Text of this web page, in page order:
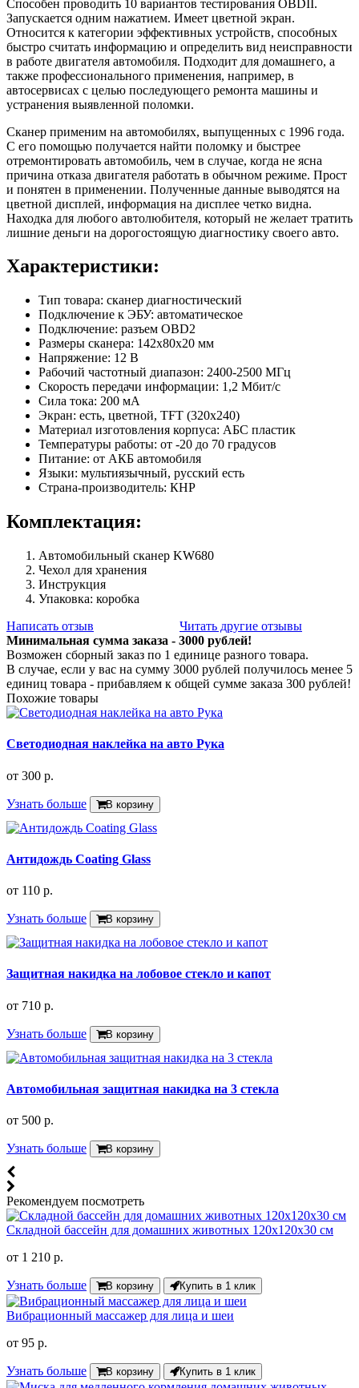
Способен проводить 10 вариантов тестирования OBDII.
Запускается одним нажатием. Имеет цветной экран.
Относится к категории эффективных устройств, способных
быстро считать информацию и определить вид неисправности
в работе двигателя автомобиля. Подходит для домашнего, а
также профессионального применения, например, в
автосервисах с целью последующего ремонта машины и
устранения выявленной поломки.
Сканер применим на автомобилях, выпущенных с 1996 года.
С его помощью получается найти поломку и быстрее
отремонтировать автомобиль, чем в случае, когда не ясна
причина отказа двигателя работать в обычном режиме. Прост
и понятен в применении. Полученные данные выводятся на
цветной дисплей, информация на дисплее четко видна.
Находка для любого автолюбителя, который не желает тратить
лишние деньги на дорогостоящую диагностику своего авто.
Характеристики:
Тип товара: сканер диагностический
Подключение к ЭБУ: автоматическое
Подключение: разъем OBD2
Размеры сканера: 142х80х20 мм
Напряжение: 12 В
Рабочий частотный диапазон: 2400-2500 МГц
Скорость передачи информации: 1,2 Мбит/с
Сила тока: 200 мА
Экран: есть, цветной, TFT (320х240)
Материал изготовления корпуса: АБС пластик
Температуры работы: от -20 до 70 градусов
Питание: от АКБ автомобиля
Языки: мультиязычный, русский есть
Страна-производитель: КНР
Комплектация:
Автомобильный сканер KW680
Чехол для хранения
Инструкция
Упаковка: коробка
Написать отзыв
Читать другие отзывы
Минимальная сумма заказа - 3000 рублей!
Возможен сборный заказ по 1 единице разного товара.
В случае, если у вас на сумму 3000 рублей получилось менее 5
единиц товара - прибавляем к общей сумме заказа 300 рублей!
Похожие товары
Светодиодная наклейка на авто Рука
от 300 р.
Узнать больше В корзину
Антидождь Coating Glass
от 110 р.
Узнать больше В корзину
Защитная накидка на лобовое стекло и капот
от 710 р.
Узнать больше В корзину
Автомобильная защитная накидка на 3 стекла
от 500 р.
Узнать больше В корзину
Рекомендуем посмотреть
Складной бассейн для домашних животных 120х120х30 см
от 1 210 р.
Узнать больше В корзину Купить в 1 клик
Вибрационный массажер для лица и шеи
от 95 р.
Узнать больше В корзину Купить в 1 клик